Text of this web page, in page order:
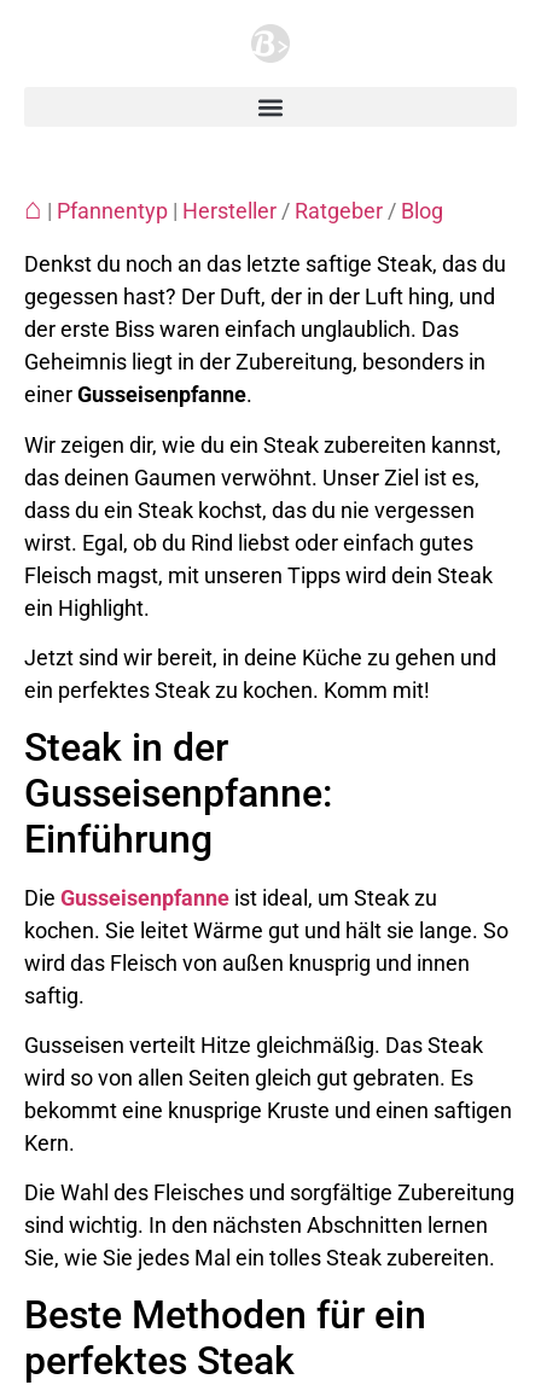
⌂ | Pfannentyp | Hersteller / Ratgeber / Blog
Denkst du noch an das letzte saftige Steak, das du
gegessen hast? Der Duft, der in der Luft hing, und
der erste Biss waren einfach unglaublich. Das
Geheimnis liegt in der Zubereitung, besonders in
einerGusseisenpfanne.
Wir zeigen dir, wie du ein Steak zubereiten kannst,
das deinen Gaumen verwöhnt. Unser Ziel ist es,
dass du ein Steak kochst, das du nie vergessen
wirst. Egal, ob du Rind liebst oder einfach gutes
Fleisch magst, mit unseren Tipps wird dein Steak
ein Highlight.
Jetzt sind wir bereit, in deine Küche zu gehen und
ein perfektes Steak zu kochen. Komm mit!
Steak in der
Gusseisenpfanne:
Einführung
Die Gusseisenpfanne ist ideal, um Steak zu
kochen. Sie leitet Wärme gut und hält sie lange. So
wird das Fleisch von außen knusprig und innen
saftig.
Gusseisen verteilt Hitze gleichmäßig. Das Steak
wird so von allen Seiten gleich gut gebraten. Es
bekommt eine knusprige Kruste und einen saftigen
Kern.
Die Wahl des Fleisches und sorgfältige Zubereitung
sind wichtig. In den nächsten Abschnitten lernen
Sie, wie Sie jedes Mal ein tolles Steak zubereiten.
Beste Methoden für ein
perfektes Steak